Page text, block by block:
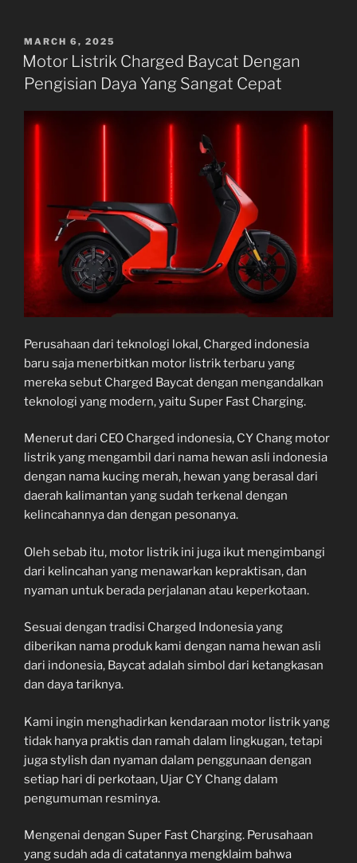
POSTED
ON
MARCH 6, 2025
Motor Listrik Charged Baycat Dengan
Pengisian Daya Yang Sangat Cepat
Perusahaan dari teknologi lokal, Charged indonesia
baru saja menerbitkan motor listrik terbaru yang
mereka sebut Charged Baycat dengan mengandalkan
teknologi yang modern, yaitu Super Fast Charging.
Menerut dari CEO Charged indonesia, CY Chang motor
listrik yang mengambil dari nama hewan asli indonesia
dengan nama kucing merah, hewan yang berasal dari
daerah kalimantan yang sudah terkenal dengan
kelincahannya dan dengan pesonanya.
Oleh sebab itu, motor listrik ini juga ikut mengimbangi
dari kelincahan yang menawarkan kepraktisan, dan
nyaman untuk berada perjalanan atau keperkotaan.
Sesuai dengan tradisi Charged Indonesia yang
diberikan nama produk kami dengan nama hewan asli
dari indonesia, Baycat adalah simbol dari ketangkasan
dan daya tariknya.
Kami ingin menghadirkan kendaraan motor listrik yang
tidak hanya praktis dan ramah dalam lingkugan, tetapi
juga stylish dan nyaman dalam penggunaan dengan
setiap hari di perkotaan, Ujar CY Chang dalam
pengumuman resminya.
Mengenai dengan Super Fast Charging. Perusahaan
yang sudah ada di catatannya mengklaim bahwa